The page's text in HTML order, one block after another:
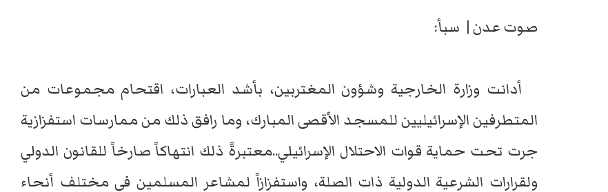
صوت عدن | سبأ:
أدانت وزارة الخارجية وشؤون المغتربين، بأشد العبارات، اقتحام مجموعات من
المتطرفين الإسرائيليين للمسجد الأقصى المبارك، وما رافق ذلك من ممارسات استفزازية
جرت تحت حماية قوات الاحتلال الإسرائيلي..معتبرةً ذلك انتهاكاً صارخاً للقانون الدولي
ولقرارات الشرعية الدولية ذات الصلة، واستفزازاً لمشاعر المسلمين في مختلف أنحاء